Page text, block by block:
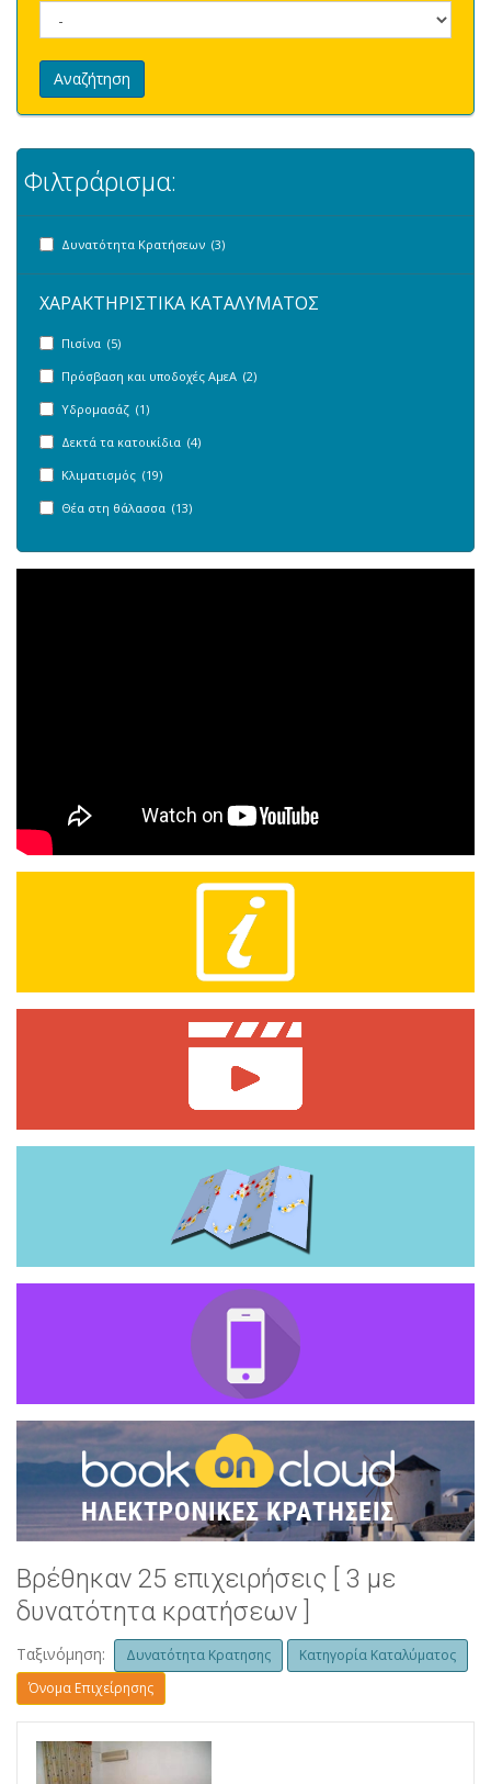
Αναζήτηση
Φιλτράρισμα:
Δυνατότητα Κρατήσεων (3)
ΧΑΡΑΚΤΗΡΙΣΤΙΚΑ ΚΑΤΑΛΥΜΑΤΟΣ
Πισίνα (5)
Πρόσβαση και υποδοχές ΑμεΑ (2)
Υδρομασάζ (1)
Δεκτά τα κατοικίδια (4)
Κλιματισμός (19)
Θέα στη θάλασσα (13)
Βρέθηκαν 25 επιχειρήσεις [ 3 με
δυνατότητα κρατήσεων ]
Ταξινόμηση: Δυνατότητα Κρατησης
Κατηγορία Καταλύματος
Όνομα Επιχείρησης